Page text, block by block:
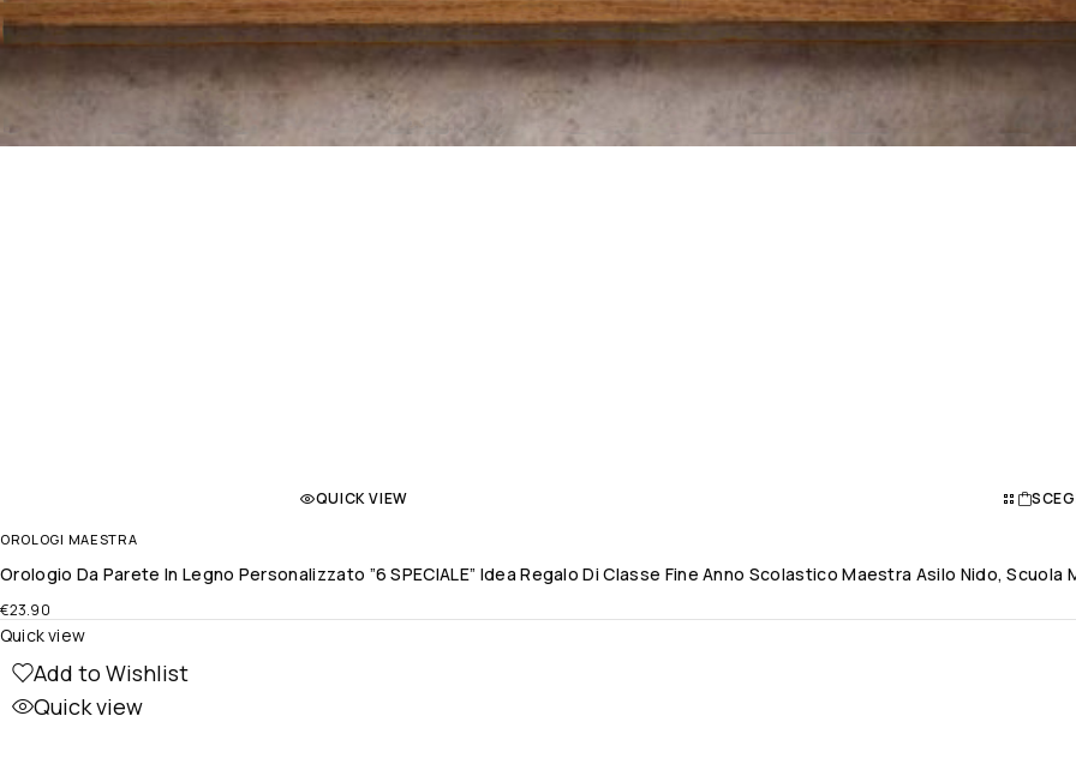
QUICK VIEW
OROLOGI MAESTRA
Orologio Da Parete In Legno Personalizzato ”6 SPECIALE” Idea Regalo Di Classe Fine Anno Scolastico Maestra Asilo Nido, Scuola
€23.90
Add to Wishlist
Quick view
Quick view